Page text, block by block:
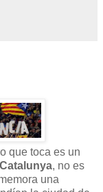
que toca es un
, no es
una